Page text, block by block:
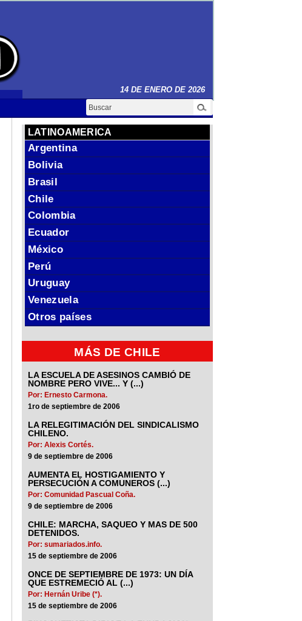
14 DE ENERO DE 2026
Buscar
LATINOAMERICA
Argentina
Bolivia
Brasil
Chile
Colombia
Ecuador
México
Perú
Uruguay
Venezuela
Otros países
MÁS DE CHILE
LA ESCUELA DE ASESINOS CAMBIÓ DE
NOMBRE PERO VIVE... Y (...)
Por: Ernesto Carmona.
1ro de septiembre de 2006
LA RELEGITIMACIÓN DEL SINDICALISMO
CHILENO.
Por: Alexis Cortés.
9 de septiembre de 2006
AUMENTA EL HOSTIGAMIENTO Y
PERSECUCIÓN A COMUNEROS (...)
Por: Comunidad Pascual Coña.
9 de septiembre de 2006
CHILE: MARCHA, SAQUEO Y MAS DE 500
DETENIDOS.
Por: sumariados.info.
15 de septiembre de 2006
ONCE DE SEPTIEMBRE DE 1973: UN DÍA
QUE ESTREMECIÓ AL (...)
Por: Hernán Uribe (*).
15 de septiembre de 2006